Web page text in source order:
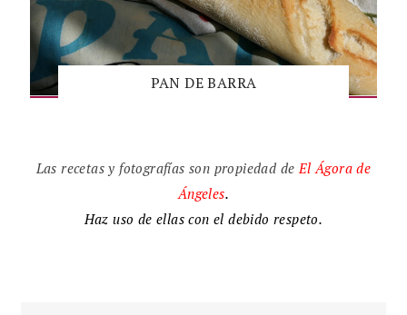
PAN DE BARRA
Las recetas y fotografías son propiedad deElÁgora de
Ángeles.
Haz uso de ellas con el debido respeto.